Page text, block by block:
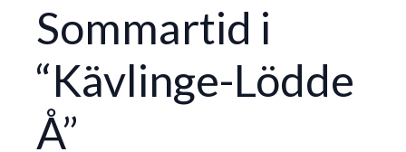
Sommartid i
“Kävlinge-Lödde
Å”